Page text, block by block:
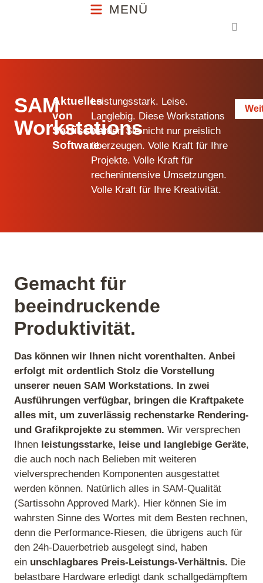
MENÜ MENÜ
SAM
Workstations
Aktuelles
von
Sartissohn
Software
Leistungsstark. Leise.
Langlebig. Diese Workstations
werden Sie nicht nur preislich
überzeugen. Volle Kraft für Ihre
Projekte. Volle Kraft für
rechenintensive Umsetzungen.
Volle Kraft für Ihre Kreativität.
Gemacht für
beeindruckende
Produktivität.
Das können wir Ihnen nicht vorenthalten. Anbei
erfolgt mit ordentlich Stolz die Vorstellung
unserer neuen SAM Workstations. In zwei
Ausführungen verfügbar, bringen die Kraftpakete
alles mit, um zuverlässig rechenstarke Rendering-
und Grafikprojekte zu stemmen. Wir versprechen
Ihnen leistungsstarke, leise und langlebige Geräte,
die auch noch nach Belieben mit weiteren
vielversprechenden Komponenten ausgestattet
werden können. Natürlich alles in SAM-Qualität
(Sartissohn Approved Mark). Hier können Sie im
wahrsten Sinne des Wortes mit dem Besten rechnen,
denn die Performance-Riesen, die übrigens auch für
den 24h-Dauerbetrieb ausgelegt sind, haben
ein unschlagbares Preis-Leistungs-Verhältnis. Die
belastbare Hardware erledigt dank schallgedämpftem